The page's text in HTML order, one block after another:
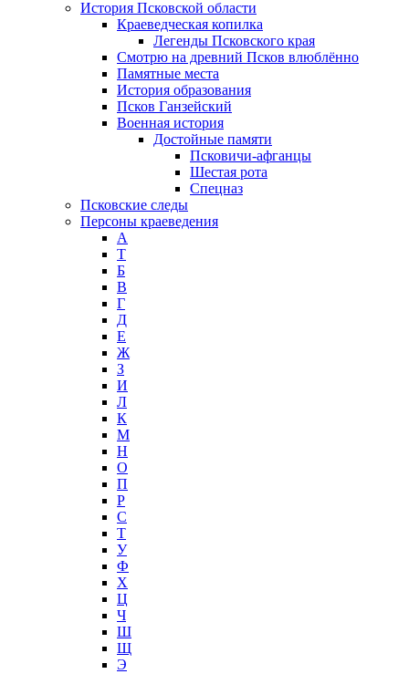
История Псковской области
Краеведческая копилка
Легенды Псковского края
Смотрю на древний Псков влюблённо
Памятные места
История образования
Псков Ганзейский
Военная история
Достойные памяти
Псковичи-афганцы
Шестая рота
Спецназ
Псковские следы
Персоны краеведения
А
T
Б
В
Г
Д
Е
Ж
З
И
Л
К
М
Н
О
П
Р
С
Т
У
Ф
Х
Ц
Ч
Ш
Щ
Э